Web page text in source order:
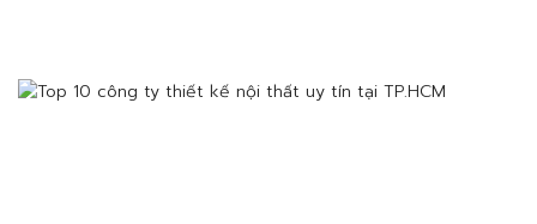
penthouse quận 7 […]